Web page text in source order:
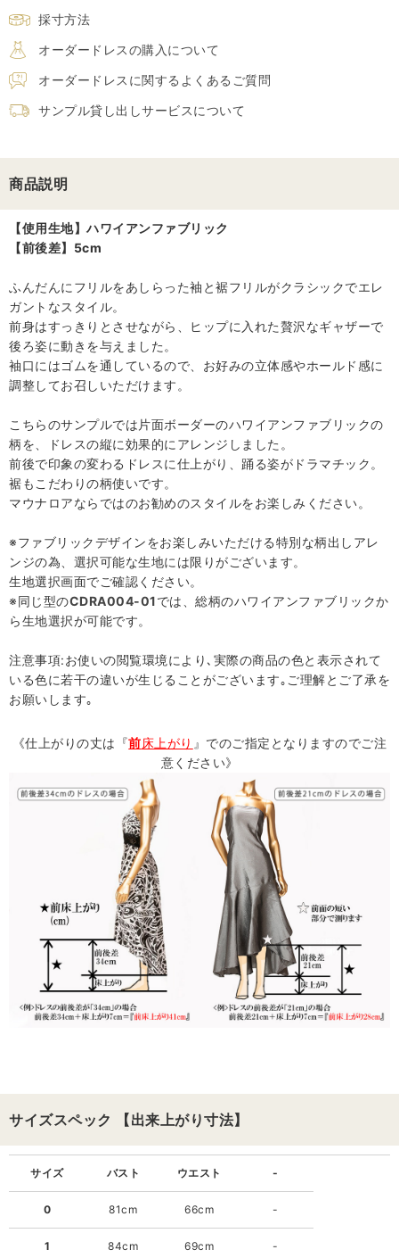
採寸方法
オーダードレスの購入について
オーダードレスに関するよくあるご質問
サンプル貸し出しサービスについて
商品説明
【使用生地】ハワイアンファブリック
【前後差】5cm
ふんだんにフリルをあしらった袖と裾フリルがクラシックでエレ
ガントなスタイル。
前身はすっきりとさせながら、ヒップに入れた贅沢なギャザーで
後ろ姿に動きを与えました。
袖口にはゴムを通しているので、お好みの立体感やホールド感に
調整してお召しいただけます。
こちらのサンプルでは片面ボーダーのハワイアンファブリックの
柄を、ドレスの縦に効果的にアレンジしました。
前後で印象の変わるドレスに仕上がり、踊る姿がドラマチック。
裾もこだわりの柄使いです。
マウナロアならではのお勧めのスタイルをお楽しみください。
※ファブリックデザインをお楽しみいただける特別な柄出しアレ
ンジの為、選択可能な生地には限りがございます。
生地選択画面でご確認ください。
※同じ型のCDRA004-01では、総柄のハワイアンファブリックか
ら生地選択が可能です。
注意事項:お使いの閲覧環境により､実際の商品の色と表示されて
いる色に若干の違いが生じることがございます｡ご理解とご了承を
お願いします｡
《仕上がりの丈は『前床上がり 』でのご指定となりますのでご注
意ください》
サイズスペック 【出来上がり寸法】
サイズ
0
1
バスト
81cm
84cm
ウエスト
66cm
69cm
-
-
-